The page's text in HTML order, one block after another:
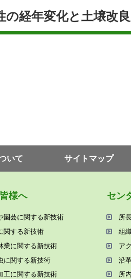
の経年変化と土壌改
いて サイトマップ
様へ
園芸に関する新技術
関する新技術
業に関する新技術
に関する新技術
⼯に関する新技術
セン
所
組
ア
沿
所